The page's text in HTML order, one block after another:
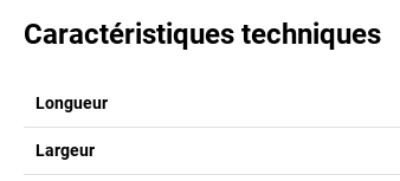
Caractéristiques techniques
Longueur
Largeur